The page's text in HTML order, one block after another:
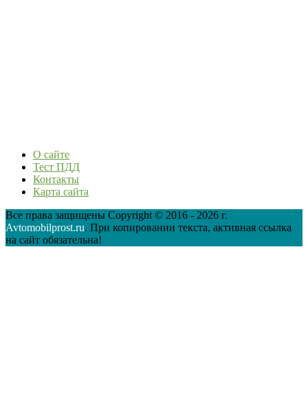
О сайте
Тест ПДД
Контакты
Карта сайта
Все права защищены Copyright © 2016 - 2026 г.
Avtomobilprost.ru. При копировании текста, активная ссылка
на сайт обязательна!